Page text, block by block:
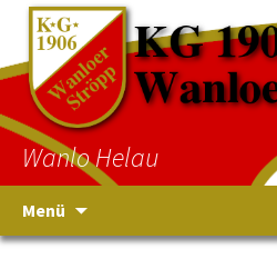
Wanlo Helau
Menü